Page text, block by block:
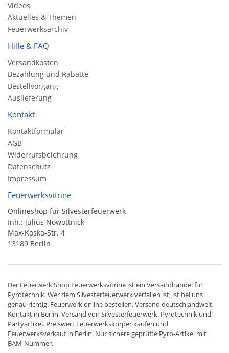
Videos
Aktuelles & Themen
Feuerwerksarchiv
Hilfe & FAQ
Versandkosten
Bezahlung und Rabatte
Bestellvorgang
Auslieferung
Kontakt
Kontaktformular
AGB
Widerrufsbelehrung
Datenschutz
Impressum
Feuerwerksvitrine
Onlineshop für Silvesterfeuerwerk
Inh.: Julius Nowottnick
Max-Koska-Str. 4
13189 Berlin
Der Feuerwerk Shop Feuerwerksvitrine ist ein Versandhandelfür
Pyrotechnik. Wer dem Silvesterfeuerwerk verfallen ist, ist bei uns
genau richtig. Feuerwerk online bestellen,Versand deutschlandweit,
Kontakt in Berlin. Versand von Silvesterfeuerwerk, Pyrotechnik und
Partyartikel. Preiswert Feuerwerkskörper kaufen und
Feuerwerksverkauf in Berlin. Nur sichere geprüfte Pyro-Artikel mit
BAM-Nummer.